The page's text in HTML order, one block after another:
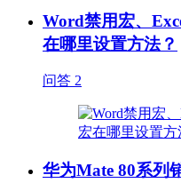
Word禁用宏、
在哪里设置方法？
问答 2
华为Mate 80系列